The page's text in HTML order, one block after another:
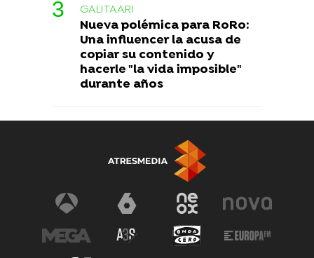
GALITAARI
Nueva polémica para RoRo:
Una influencer la acusa de
copiar su contenido y
hacerle "la vida imposible"
durante años